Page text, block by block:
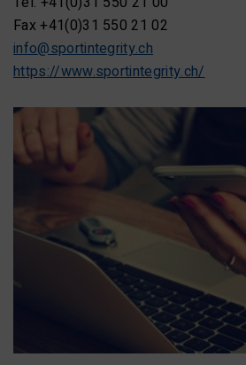
Fax +41(0)31 550 21 02
info@sportintegrity.ch
https://www.sportintegrity.ch/